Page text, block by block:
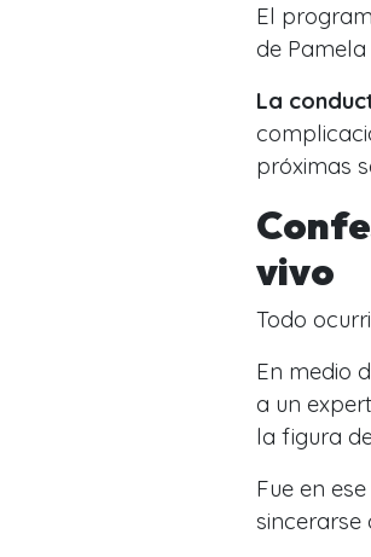
El
de
La
próximas
vivo
Todo
En medio
a un
la figura
Fue en
sincerarse